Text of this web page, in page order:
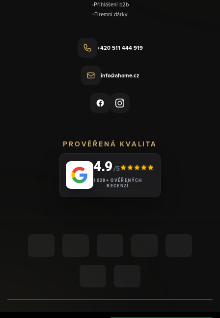
Přihlášení b2b
Firemní dárky
+420 511 444 919
info@ahome.cz
PROVĚŘENÁ KVALITA
4.9/5
1028+ OVĚŘENÝCH
RECENZÍ